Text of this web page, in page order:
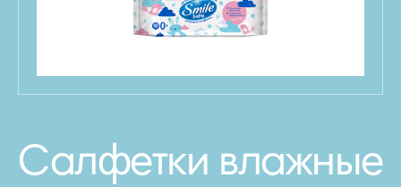
Салфетки влажные